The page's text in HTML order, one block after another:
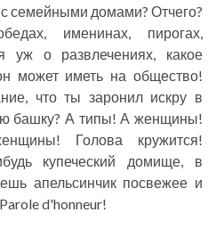
с семейными домами? Отчего?
именинах, пирогах,
уж о развлечениях, какое
может иметь на общество!
что ты заронил искру в
башку? А типы! А женщины!
Голова кружится!
купеческий домище, в
апельсинчик посвежее и
d'honneur!